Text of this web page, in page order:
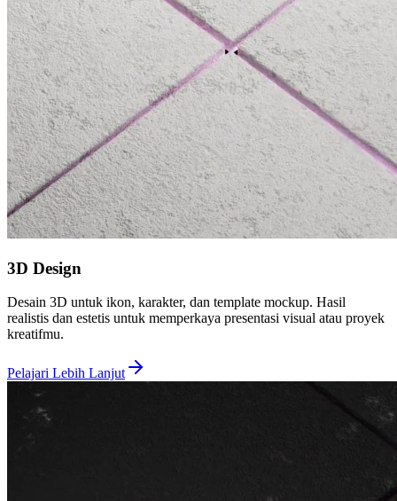
3D Design
Desain 3D untuk ikon, karakter, dan template mockup. Hasil
realistis dan estetis untuk memperkaya presentasi visual atau proyek
kreatifmu.
Pelajari Lebih Lanjut